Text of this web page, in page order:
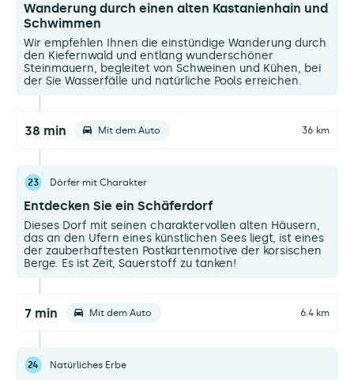
Wanderung durch einen alten Kastanienhain und
Schwimmen
Wir empfehlen Ihnen die einstündige Wanderung durch
den Kiefernwald und entlang wunderschöner
Steinmauern, begleitet von Schweinen und Kühen, bei
der Sie Wasserfälle und natürliche Pools erreichen.
38 min Mit dem Auto 36 km
23 Dörfer mit Charakter
Entdecken Sie ein Schäferdorf
Dieses Dorf mit seinen charaktervollen alten Häusern,
das an den Ufern eines künstlichen Sees liegt, ist eines
der zauberhaftesten Postkartenmotive der korsischen
Berge. Es ist Zeit, Sauerstoff zu tanken!
7 min Mit dem Auto 6.4 km
24 Natürliches Erbe